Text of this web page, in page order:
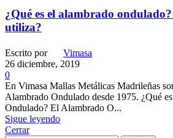
¿Qué es el alambrado
utiliza?
Escrito por
Vimasa
26 diciembre, 2019
0
En Vimasa Mallas Metálicas Madrileñas
Alambrado Ondulado desde 1975. ¿Qué
Ondulado? El Alambrado O...
Sigue leyendo
Cerrar